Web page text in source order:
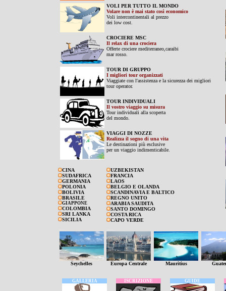
VOLI PER TUTTO IL MONDO
Volare non è mai stato così economico
Voli intercontinentali al prezzo
dei low cost.
CROCIERE MSC
Il relax di una crociera
Offerte crociere mediterraneo,caraibi
mar rosso.
TOUR DI GRUPPO
I migliori tour organizzati
Viaggiate con l'assistenza e la sicurezza dei migliori
tour operator.
TOUR INDIVIDUALI
Il vostro viaggio su misura
Tour individuali alla scoperta
del mondo.
VIAGGI DI NOZZE
Realizza il sogno di una vita
Le destinazioni più esclusive
per un viaggio indimenticabile.
CINA
SUDAFRICA
GERMANIA
POLONIA
BOLIVIA
BRASILE
GIAPPONE
COLOMBIA
SRI LANKA
SICILIA
UZBEKISTAN
FRANCIA
LAOS
BELGIO E OLANDA
SCANDINAVIA E BALTICO
REGNO UNITO
ARABIA SAUDITA
SANTO DOMINGO
COSTA RICA
CAPO VERDE
Seychelles
Europa Centrale
Mauritius
GALLERIA ISCRIZIONE GUIDE